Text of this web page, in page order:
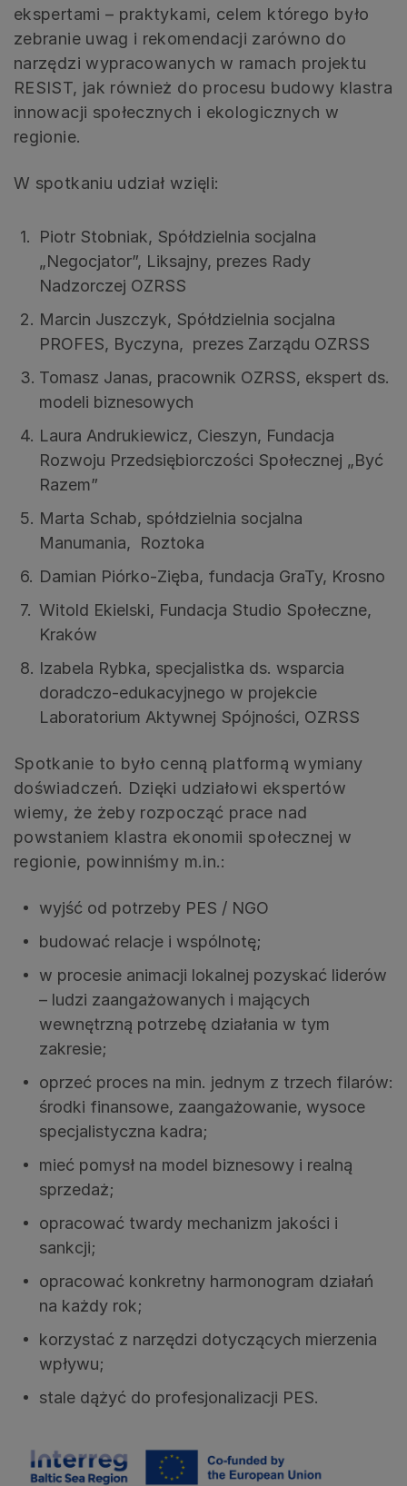
ekspertami – praktykami, celem którego było
zebranie uwag i rekomendacji zarówno do
narzędzi wypracowanych w ramach projektu
RESIST, jak również do procesu budowy klastra
innowacji społecznych i ekologicznych w
regionie.
W spotkaniu udział wzięli:
Piotr Stobniak, Spółdzielnia socjalna
„Negocjator”, Liksajny, prezes Rady
Nadzorczej OZRSS
Marcin Juszczyk, Spółdzielnia socjalna
PROFES, Byczyna, prezes Zarządu OZRSS
Tomasz Janas, pracownik OZRSS, ekspert ds.
modeli biznesowych
Laura Andrukiewicz, Cieszyn, ​Fundacja
Rozwoju Przedsiębiorczości Społecznej „Być
Razem”
Marta Schab, spółdzielnia socjalna
Manumania, Roztoka
Damian Piórko-Zięba, fundacja GraTy, Krosno
Witold Ekielski, Fundacja Studio Społeczne,
Kraków
Izabela Rybka, specjalistka ds. wsparcia
doradczo-edukacyjnego w projekcie
Laboratorium Aktywnej Spójności, OZRSS
Spotkanie to było cenną platformą wymiany
doświadczeń. Dzięki udziałowi ekspertów
wiemy, że żeby rozpocząć prace nad
powstaniem klastra ekonomii społecznej w
regionie, powinniśmy m.in.:
wyjść od potrzeby PES / NGO
budować relacje i wspólnotę;
w procesie animacji lokalnej pozyskać liderów
– ludzi zaangażowanych i mających
wewnętrzną potrzebę działania w tym
zakresie;
oprzeć proces na min. jednym z trzech filarów:
środki finansowe, zaangażowanie, wysoce
specjalistyczna kadra;
mieć pomysł na model biznesowy i realną
sprzedaż;
opracować twardy mechanizm jakości i
sankcji;
opracować konkretny harmonogram działań
na każdy rok;
korzystać z narzędzi dotyczących mierzenia
wpływu;
stale dążyć do profesjonalizacji PES.